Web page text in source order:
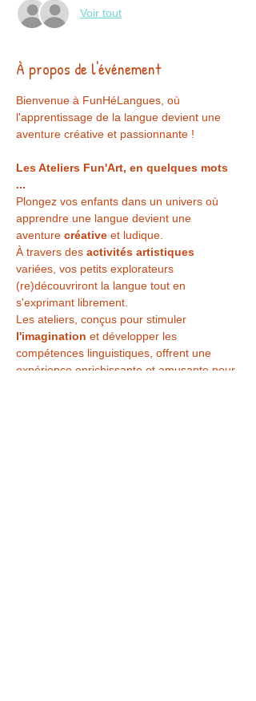
Voir tout
À propos de l'événement
Bienvenue à FunHéLangues, où
l'apprentissage de la langue devient une
aventure créative et passionnante !
Les Ateliers Fun'Art, en quelques mots
...
Plongez vos enfants dans un univers où
apprendre une langue devient une
aventure créative et ludique.
À travers des activités artistiques
variées, vos petits explorateurs
(re)découvriront la langue tout en
s'exprimant librement.
Les ateliers, conçus pour stimuler
l'imagination et développer les
compétences linguistiques, offrent une
expérience enrichissante et amusante pour